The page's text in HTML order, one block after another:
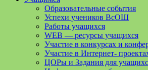
Образовательные события
Успехи учеников ВсОШ
Работы учащихся
WEB — ресурсы учащихся
Участие в конкурсах и
Участие в Интернет-
ЦОРы и Задания для